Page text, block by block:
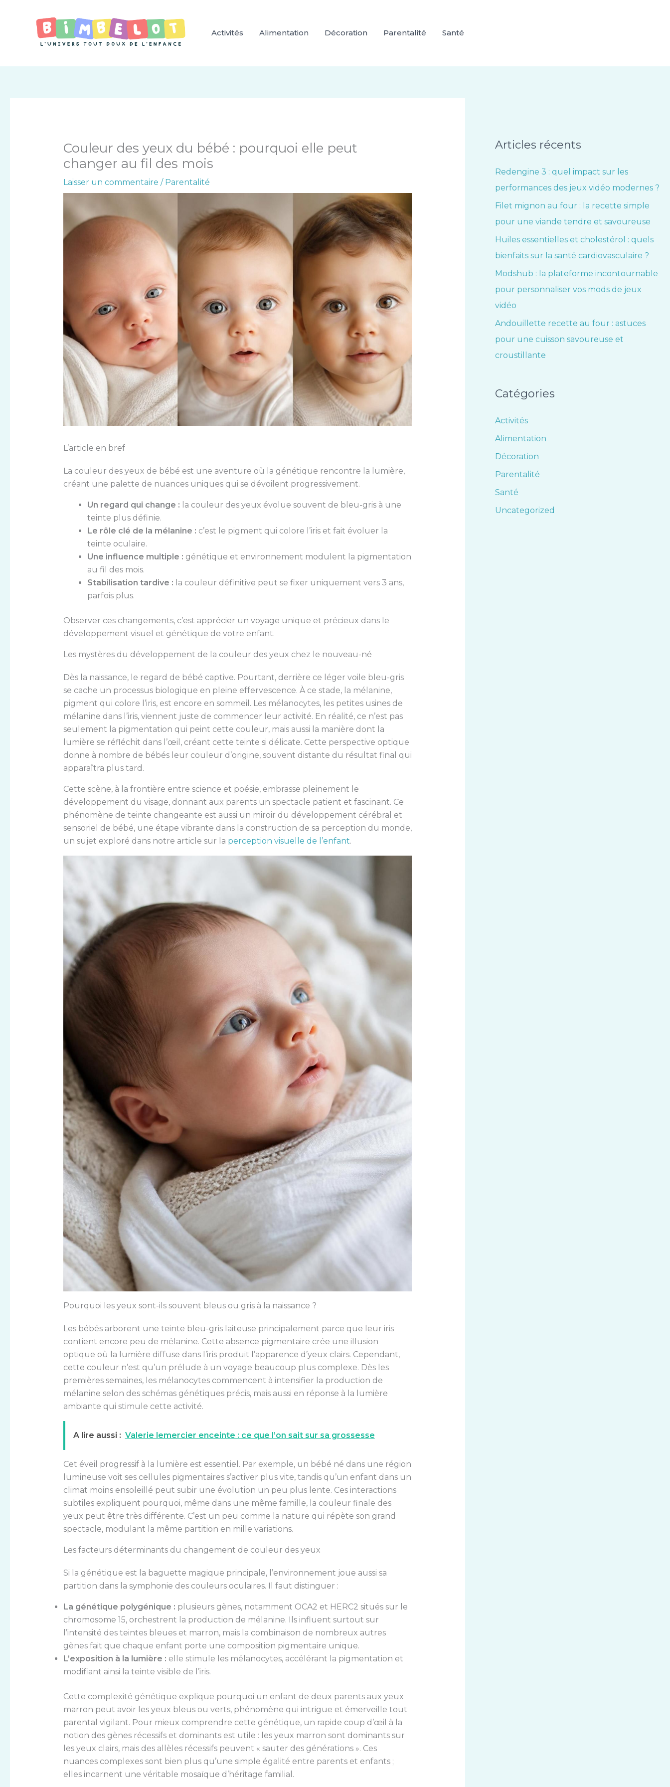
Activités Alimentation Décoration Parentalité Santé
Couleur des yeux du bébé : pourquoi elle peut
changer au fil des mois
Laisser un commentaire / Parentalité
L’article en bref
La couleur des yeux de bébé est une aventure où la génétique rencontre la lumière,
créant une palette de nuances uniques qui se dévoilent progressivement.
Un regard qui change : la couleur des yeux évolue souvent de bleu-gris à une
teinte plus définie.
Le rôle clé de la mélanine : c’est le pigment qui colore l’iris et fait évoluer la
teinte oculaire.
Une influence multiple : génétique et environnement modulent la pigmentation
au fil des mois.
Stabilisation tardive : la couleur définitive peut se fixer uniquement vers 3 ans,
parfois plus.
Observer ces changements, c’est apprécier un voyage unique et précieux dans le
développement visuel et génétique de votre enfant.
Les mystères du développement de la couleur des yeux chez le nouveau-né
Dès la naissance, le regard de bébé captive. Pourtant, derrière ce léger voile bleu-gris
se cache un processus biologique en pleine effervescence. À ce stade, la mélanine,
pigment qui colore l’iris, est encore en sommeil. Les mélanocytes, les petites usines de
mélanine dans l’iris, viennent juste de commencer leur activité. En réalité, ce n’est pas
seulement la pigmentation qui peint cette couleur, mais aussi la manière dont la
lumière se réfléchit dans l’œil, créant cette teinte si délicate. Cette perspective optique
donne à nombre de bébés leur couleur d’origine, souvent distante du résultat final qui
apparaîtra plus tard.
Cette scène, à la frontière entre science et poésie, embrasse pleinement le
développement du visage, donnant aux parents un spectacle patient et fascinant. Ce
phénomène de teinte changeante est aussi un miroir du développement cérébral et
sensoriel de bébé, une étape vibrante dans la construction de sa perception du monde,
un sujet exploré dans notre article sur la perception visuelle de l’enfant.
Pourquoi les yeux sont-ils souvent bleus ou gris à la naissance ?
Les bébés arborent une teinte bleu-gris laiteuse principalement parce que leur iris
contient encore peu de mélanine. Cette absence pigmentaire crée une illusion
optique où la lumière diffuse dans l’iris produit l’apparence d’yeux clairs. Cependant,
cette couleur n’est qu’un prélude à un voyage beaucoup plus complexe. Dès les
premières semaines, les mélanocytes commencent à intensifier la production de
mélanine selon des schémas génétiques précis, mais aussi en réponse à la lumière
ambiante qui stimule cette activité.
A lire aussi : Valerie lemercier enceinte : ce que l’on sait sur sa grossesse
Cet éveil progressif à la lumière est essentiel. Par exemple, un bébé né dans une région
lumineuse voit ses cellules pigmentaires s’activer plus vite, tandis qu’un enfant dans un
climat moins ensoleillé peut subir une évolution un peu plus lente. Ces interactions
subtiles expliquent pourquoi, même dans une même famille, la couleur finale des
yeux peut être très différente. C’est un peu comme la nature qui répète son grand
spectacle, modulant la même partition en mille variations.
Les facteurs déterminants du changement de couleur des yeux
Si la génétique est la baguette magique principale, l’environnement joue aussi sa
partition dans la symphonie des couleurs oculaires. Il faut distinguer :
La génétique polygénique : plusieurs gènes, notamment OCA2 et HERC2 situés sur le
chromosome 15, orchestrent la production de mélanine. Ils influent surtout sur
l’intensité des teintes bleues et marron, mais la combinaison de nombreux autres
gènes fait que chaque enfant porte une composition pigmentaire unique.
L’exposition à la lumière : elle stimule les mélanocytes, accélérant la pigmentation et
modifiant ainsi la teinte visible de l’iris.
Cette complexité génétique explique pourquoi un enfant de deux parents aux yeux
marron peut avoir les yeux bleus ou verts, phénomène qui intrigue et émerveille tout
parental vigilant. Pour mieux comprendre cette génétique, un rapide coup d’œil à la
notion des gènes récessifs et dominants est utile : les yeux marron sont dominants sur
les yeux clairs, mais des allèles récessifs peuvent « sauter des générations ». Ces
nuances complexes sont bien plus qu’une simple égalité entre parents et enfants ;
elles incarnent une véritable mosaïque d’héritage familial.
Articles récents
Redengine 3 : quel impact sur les
performances des jeux vidéo modernes ?
Filet mignon au four : la recette simple
pour une viande tendre et savoureuse
Huiles essentielles et cholestérol : quels
bienfaits sur la santé cardiovasculaire ?
Modshub : la plateforme incontournable
pour personnaliser vos mods de jeux
vidéo
Andouillette recette au four : astuces
pour une cuisson savoureuse et
croustillante
Catégories
Activités
Alimentation
Décoration
Parentalité
Santé
Uncategorized